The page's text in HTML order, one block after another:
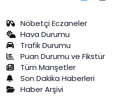
Nöbetçi Eczaneler
Hava Durumu
Trafik Durumu
Puan Durumu ve Fikstür
Tüm Manşetler
Son Dakika Haberleri
Haber Arşivi